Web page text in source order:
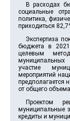
В расходах
социальные
политика,
приходиться
Экспертиза
бюджета в 2021
целевым
участие
мероприятий
предполагается
от общего
Проектом
муниципальные
кредиты и